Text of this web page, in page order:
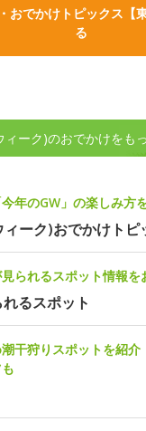
おでかけトピックス【
る
ィーク)のおでかけをも
年のGW」の楽しみ方
ーク)おでかけトピ
られるスポット情報を
るスポット
干狩りスポットを紹介